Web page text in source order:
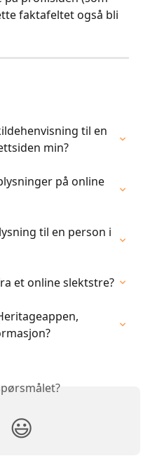
faktafeltet også bli
til en
min?
på online
til en person i
et online slektstre?
😃